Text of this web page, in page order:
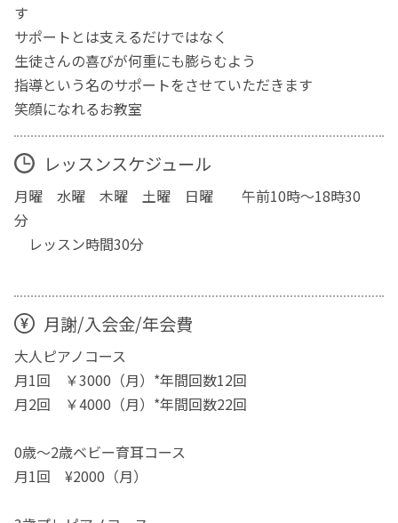
す
サポートとは支えるだけではなく
生徒さんの喜びが何重にも膨らむよう
指導という名のサポートをさせていただきます
笑顔になれるお教室
レッスンスケジュール
月曜 水曜 木曜 土曜 日曜 午前10時〜18時30
分
レッスン時間30分
月謝/入会金/年会費
大人ピアノコース
月1回 ￥3000（月）*年間回数12回
月2回 ￥4000（月）*年間回数22回
0歳〜2歳ベビー育耳コース
月1回 ¥2000（月）